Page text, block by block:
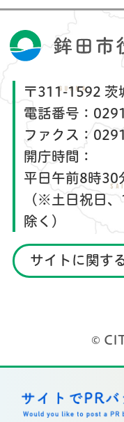
〒311-1592 茨
電話番号：
ファクス：
開庁時間：
平日午前8時30
（※土日祝日
除く）
サイトに関す
©